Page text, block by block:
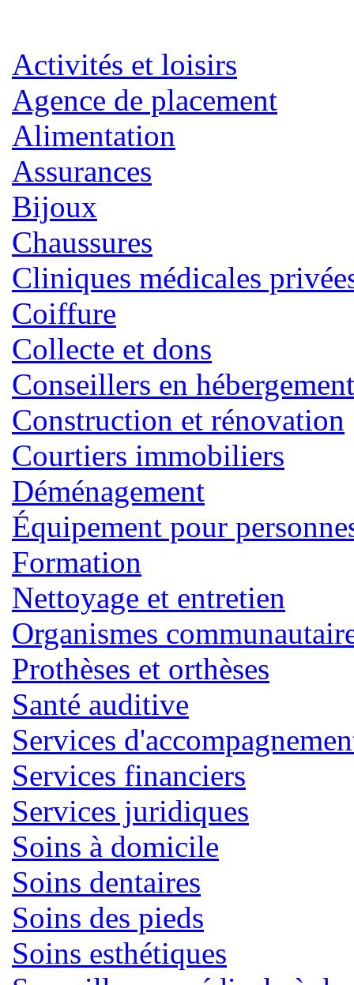
Activités et loisirs
Agence de placement
Alimentation
Assurances
Bijoux
Chaussures
Cliniques médicales
Coiffure
Collecte et dons
Conseillers en hébergement
Construction et rénovation
Courtiers immobiliers
Déménagement
Équipement pour
Formation
Nettoyage et entretien
Organismes
Prothèses et orthèses
Santé auditive
Services
Services financiers
Services juridiques
Soins à domicile
Soins dentaires
Soins des pieds
Soins esthétiques